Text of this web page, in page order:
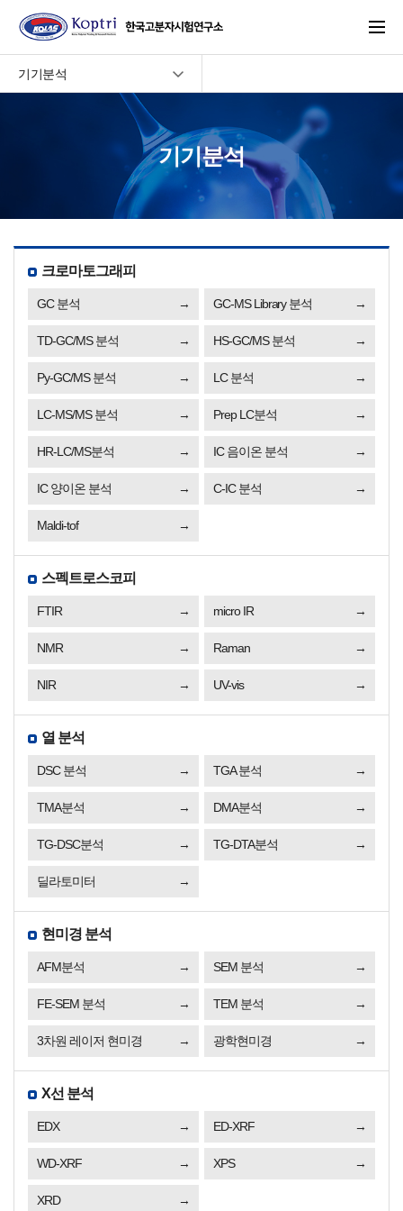
기기분석
기기분석
크로마토그래피
GC 분석 GC-MS Library 분석
TD-GC/MS 분석 HS-GC/MS 분석
Py-GC/MS 분석 LC 분석
LC-MS/MS 분석 Prep LC분석
HR-LC/MS분석 IC 음이온 분석
IC 양이온 분석 C-IC 분석
Maldi-tof
스펙트로스코피
FTIR micro IR
NMR Raman
NIR UV-vis
열 분석
DSC 분석 TGA 분석
TMA분석 DMA분석
TG-DSC분석 TG-DTA분석
딜라토미터
현미경 분석
AFM분석 SEM 분석
FE-SEM 분석 TEM 분석
3차원 레이저 현미경 광학현미경
X선 분석
EDX ED-XRF
WD-XRF XPS
XRD